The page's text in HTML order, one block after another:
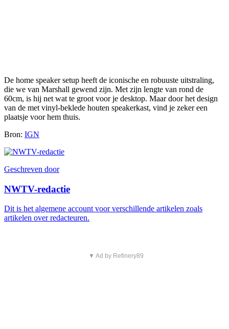
De home speaker setup heeft de iconische en robuuste uitstraling,
die we van Marshall gewend zijn. Met zijn lengte van rond de
60cm, is hij net wat te groot voor je desktop. Maar door het design
van de met vinyl-beklede houten speakerkast, vind je zeker een
plaatsje voor hem thuis.
Bron: IGN
Geschreven door
NWTV-redactie
Dit is het algemene account voor verschillende artikelen zoals
artikelen over redacteuren.
▼ Ad by Refinery89